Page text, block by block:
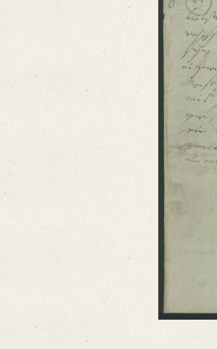
erstorben zu seyn, doch meine Freundschaft ist es gewiß nicht. – Das